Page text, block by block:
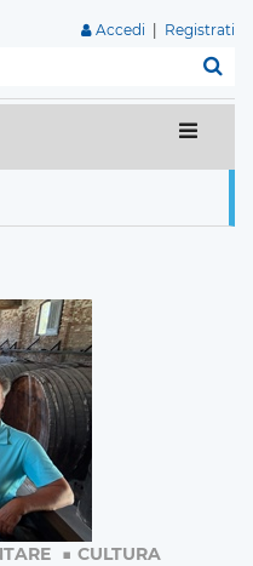
Accedi Registrati
CULTURA